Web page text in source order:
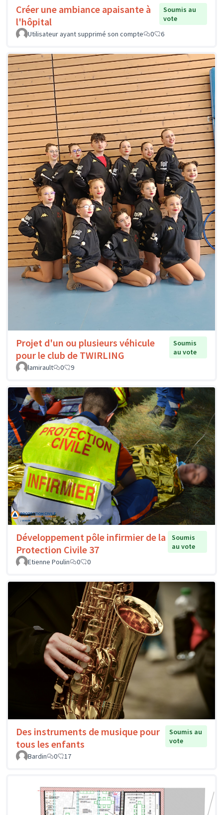
Créer une ambiance apaisante à
l'hôpital
Soumis au
vote
Utilisateur ayant supprimé son compte
0 6
Projet d'un ou plusieurs véhicule
pour le club de TWIRLING
Soumis
au vote
lamirault
0 9
Développement pôle infirmier de la
Protection Civile 37
Soumis
au vote
Etienne Poulin
0 0
Des instruments de musique pour
tous les enfants
Soumis au
vote
Bardin
0 17